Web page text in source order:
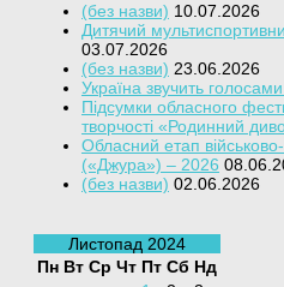
(без назви) 10.07.2026
Дитячий
03.07.2026
(без назви) 23.06.2026
Україна звучить голосами
Підсумки обласного
творчості «Родинний
Обласний етап
(«Джура») – 2026
(без назви) 02.06.2026
Листопад 2024
Пн Вт Ср Чт Пт Сб Нд